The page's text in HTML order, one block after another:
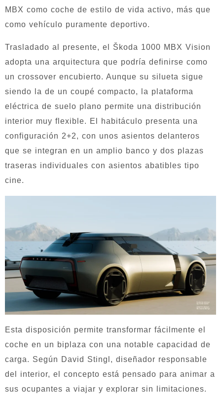
MBX como coche de estilo de vida activo, más que
como vehículo puramente deportivo.
Trasladado al presente, el Škoda 1000 MBX Vision
adopta una arquitectura que podría definirse como
un crossover encubierto. Aunque su silueta sigue
siendo la de un coupé compacto, la plataforma
eléctrica de suelo plano permite una distribución
interior muy flexible. El habitáculo presenta una
configuración 2+2, con unos asientos delanteros
que se integran en un amplio banco y dos plazas
traseras individuales con asientos abatibles tipo
cine.
Esta disposición permite transformar fácilmente el
coche en un biplaza con una notable capacidad de
carga. Según David Stingl, diseñador responsable
del interior, el concepto está pensado para animar a
sus ocupantes a viajar y explorar sin limitaciones.